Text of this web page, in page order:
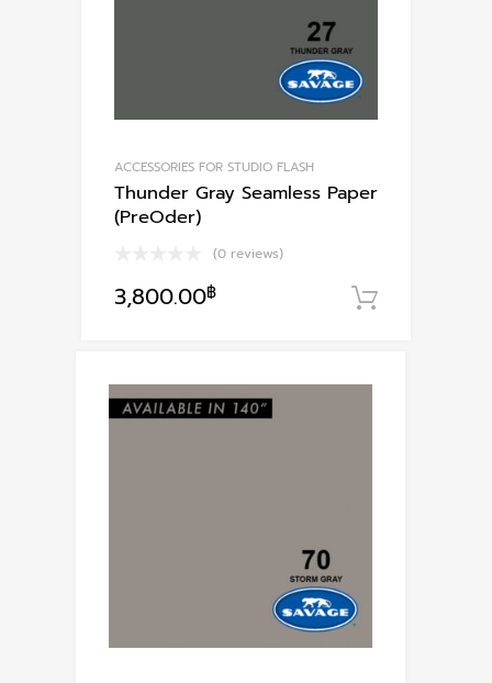
ACCESSORIES FOR STUDIO FLASH
Thunder Gray Seamless Paper
(PreOder)
(0 reviews)
3,800.00฿